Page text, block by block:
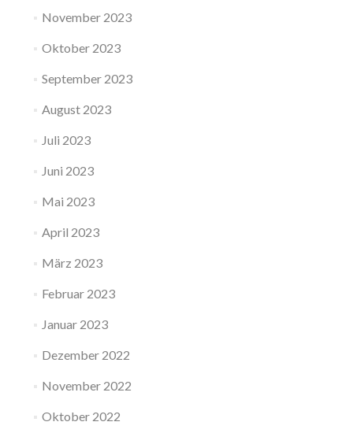
November 2023
Oktober 2023
September 2023
August 2023
Juli 2023
Juni 2023
Mai 2023
April 2023
März 2023
Februar 2023
Januar 2023
Dezember 2022
November 2022
Oktober 2022